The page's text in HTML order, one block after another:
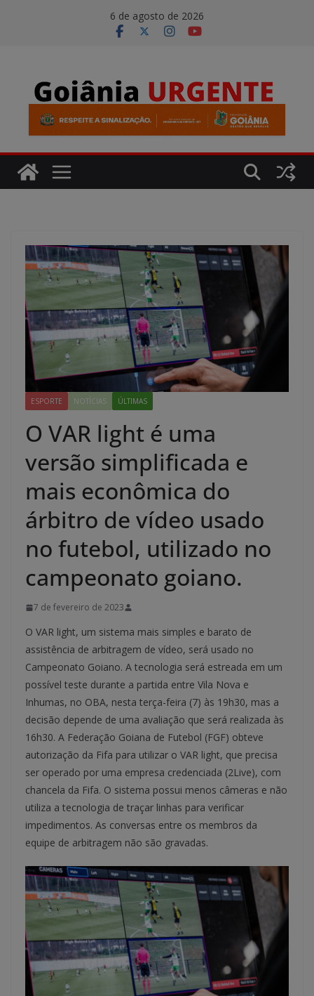
6 de agosto de 2026
ESPORTE NOTÍCIAS ÚLTIMAS
O VAR light é uma
versão simplificada e
mais econômica do
árbitro de vídeo usado
no futebol, utilizado no
campeonato goiano.
7 de fevereiro de 2023
O VAR light, um sistema mais simples e barato de
assistência de arbitragem de vídeo, será usado no
Campeonato Goiano. A tecnologia será estreada em um
possível teste durante a partida entre Vila Nova e
Inhumas, no OBA, nesta terça-feira (7) às 19h30, mas a
decisão depende de uma avaliação que será realizada às
16h30. A Federação Goiana de Futebol (FGF) obteve
autorização da Fifa para utilizar o VAR light, que precisa
ser operado por uma empresa credenciada (2Live), com
chancela da Fifa. O sistema possui menos câmeras e não
utiliza a tecnologia de traçar linhas para verificar
impedimentos. As conversas entre os membros da
equipe de arbitragem não são gravadas.
modal-check